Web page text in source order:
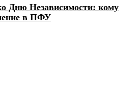
Дню Независимости: кому
в ПФУ